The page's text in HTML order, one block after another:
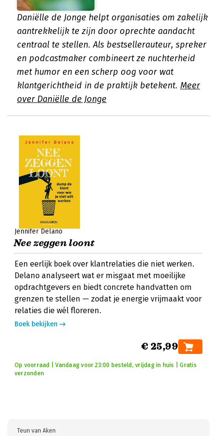
Daniëlle de Jonge helpt organisaties om zakelijk
aantrekkelijk te zijn door oprechte aandacht
centraal te stellen. Als bestsellerauteur, spreker
en podcastmaker combineert ze nuchterheid
met humor en een scherp oog voor wat
klantgerichtheid in de praktijk betekent. Meer
over Daniëlle de Jonge
Jennifer Delano
Nee zeggen loont
Een eerlijk boek over klantrelaties die niet werken.
Delano analyseert wat er misgaat met moeilijke
opdrachtgevers en biedt concrete handvatten om
grenzen te stellen — zodat je energie vrijmaakt voor
relaties die wél floreren.
Boek bekijken
€ 25,99
Op voorraad | Vandaag voor 23:00 besteld, vrijdag in huis | Gratis
verzonden
Teun van Aken